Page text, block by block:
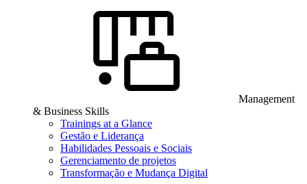
Management
& Business Skills
Trainings at a Glance
Gestão e Liderança
Habilidades Pessoais e Sociais
Gerenciamento de projetos
Transformação e Mudança Digital